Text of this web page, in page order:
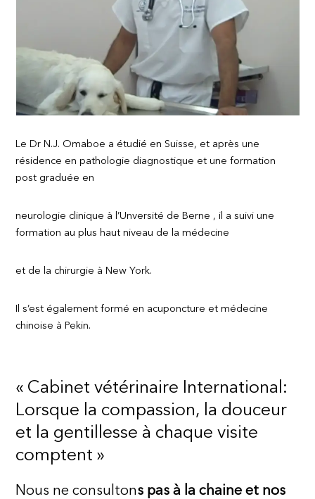
Le Dr N.J. Omaboe a étudié en Suisse, et après une
résidence en pathologie diagnostique et une formation
post graduée en
neurologie clinique à l’Unversité de Berne , il a suivi une
formation au plus haut niveau de la médecine
et de la chirurgie à New York.
Il s’est également formé en acuponcture et médecine
chinoise à Pekin.
« Cabinet vétérinaire International:
Lorsque la compassion, la douceur
et la gentillesse à chaque visite
comptent »
Nous ne consultons pas à la chaine et nos